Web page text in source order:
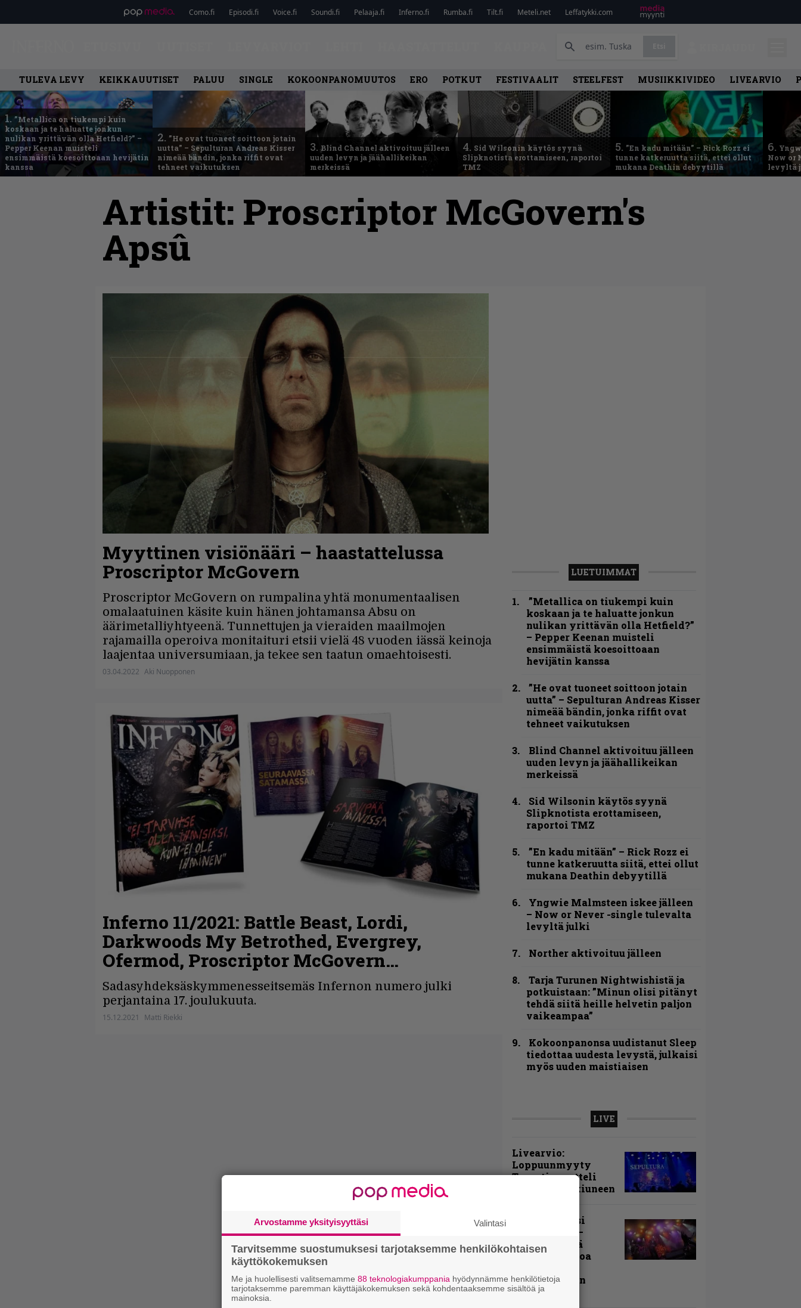
Como.fi Episodi.fi Voice.fi Soundi.fi Pelaaja.fi Inferno.fi Rumba.fi Tilt.fi Meteli.net Leffatykki.com
TULEVA LEVY KEIKKAUUTISET PALUU SINGLE KOKOONPANOMUUTOS ERO POTKUT FESTIVAALIT STEELFEST MUSIIKKIVIDEO LIVEARVIO
1. ”Metallica on tiukempi kuin
koskaan ja te haluatte jonkun
nulikan yrittävän olla Hetfield?” –
Pepper Keenan muisteli
ensimmäistä koesoittoaan hevijätin
kanssa
2. ”He ovat tuoneet soittoon jotain
uutta” – Sepulturan Andreas Kisser
nimeää bändin, jonka riffit ovat
tehneet vaikutuksen
3.Blind Channel aktivoituu jälleen
uuden levyn ja jäähallikeikan
merkeissä
4. Sid Wilsonin käytös syynä
Slipknotista erottamiseen, raportoi
TMZ
5. ”En kadu mitään” – Rick Rozz ei
tunne katkeruutta siitä, ettei ollut
mukana Deathin debyytillä
6.
Now or
levyltä
Artistit: Proscriptor McGovern's
Apsû
Myyttinen visiönääri – haastattelussa
Proscriptor McGovern
Proscriptor McGovern on rumpalina yhtä monumentaalisen
omalaatuinen käsite kuin hänen johtamansa Absu on
äärimetalliyhtyeenä. Tunnettujen ja vieraiden maailmojen
rajamailla operoiva monitaituri etsii vielä 48 vuoden iässä keinoja
laajentaa universumiaan, ja tekee sen taatun omaehtoisesti.
03.04.2022 Aki Nuopponen
Inferno 11/2021: Battle Beast, Lordi,
Darkwoods My Betrothed, Evergrey,
Ofermod, Proscriptor McGovern…
Sadasyhdeksäskymmenesseitsemäs Infernon numero julki
perjantaina 17. joulukuuta.
15.12.2021 Matti Riekki
LUETUIMMAT
”Metallica on tiukempi kuin
koskaan ja te haluatte jonkun
nulikan yrittävän olla Hetfield?”
– Pepper Keenan muisteli
ensimmäistä koesoittoaan
hevijätin kanssa
”He ovat tuoneet soittoon jotain
uutta” – Sepulturan Andreas Kisser
nimeää bändin, jonka riffit ovat
tehneet vaikutuksen
Blind Channel aktivoituu jälleen
uuden levyn ja jäähallikeikan
merkeissä
Sid Wilsonin käytös syynä
Slipknotista erottamiseen,
raportoi TMZ
”En kadu mitään” – Rick Rozz ei
tunne katkeruutta siitä, ettei ollut
mukana Deathin debyytillä
Yngwie Malmsteen iskee jälleen
– Now or Never -single tulevalta
levyltä julki
Norther aktivoituu jälleen
Tarja Turunen Nightwishistä ja
potkuistaan: ”Minun olisi pitänyt
tehdä siitä heille helvetin paljon
vaikeampaa”
Kokoonpanonsa uudistanut Sleep
tiedottaa uudesta levystä, julkaisi
myös uuden maistiaisen
LIVE
Livearvio:
Loppuunmyyty
Tavastia saatteli
Sepulturan ikiuneen
Rokki Raikasi
Tampereella –
Infernon neljä
väkevää nostoa
kakkospäivän
esityksistä
Arvostamme yksityisyyttäsi Valintasi
Tarvitsemme suostumuksesi tarjotaksemme henkilökohtaisen
käyttökokemuksen
Me ja huolellisesti valitsemamme 88 teknologiakumppania hyödynnämme henkilötietoja
tarjotaksemme paremman käyttäjäkokemuksen sekä kohdentaaksemme sisältöä ja
mainoksia.